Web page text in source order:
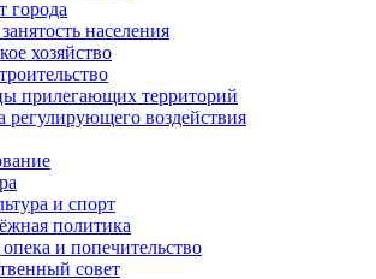
города
населения
хозяйство
прилегающих территорий
регулирующего воздействия
и спорт
политика
и попечительство
совет